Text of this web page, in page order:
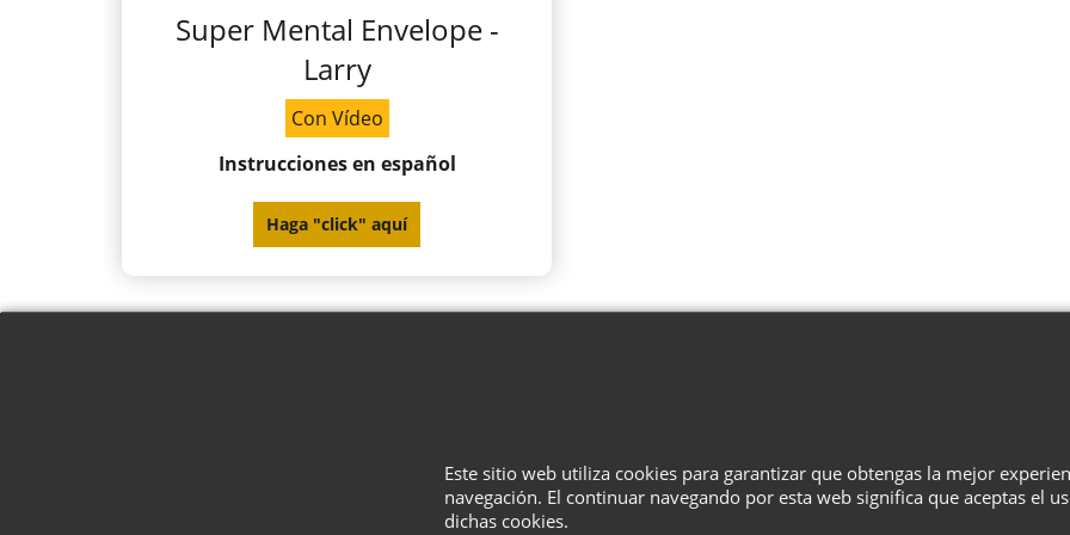
Super Mental Envelope -
Larry
Con Vídeo
Instrucciones en español
Haga "click" aquí
Este sitio web utiliza cookies para garantizar que obtengas la mejor
navegación. El continuar navegando por esta web significa que aceptas el
dichas cookies.